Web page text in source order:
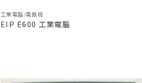
工業電腦/電路板
EIP E600 工業電腦